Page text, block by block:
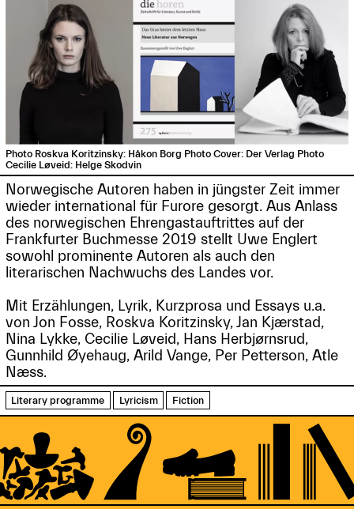
Photo Roskva Koritzinsky: Håkon Borg Photo Cover: Der Verlag Photo
Cecilie Løveid: Helge Skodvin
Norwegische Autoren haben in jüngster Zeit immer
wieder international für Furore gesorgt. Aus Anlass
des norwegischen Ehrengastauftrittes auf der
Frankfurter Buchmesse 2019 stellt Uwe Englert
sowohl prominente Autoren als auch den
literarischen Nachwuchs des Landes vor.
Mit Erzählungen, Lyrik, Kurzprosa und Essays u.a.
von Jon Fosse, Roskva Koritzinsky, Jan Kjærstad,
Nina Lykke, Cecilie Løveid, Hans Herbjørnsrud,
Gunnhild Øyehaug, Arild Vange, Per Petterson, Atle
Næss.
Literary programme Lyricism Fiction